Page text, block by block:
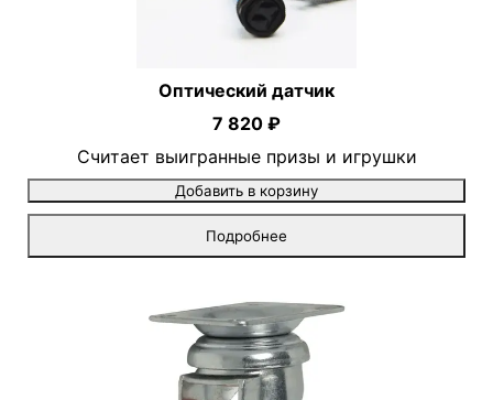
Оптический датчик
7 820 ₽
Считает выигранные призы и игрушки
Добавить в корзину
Подробнее